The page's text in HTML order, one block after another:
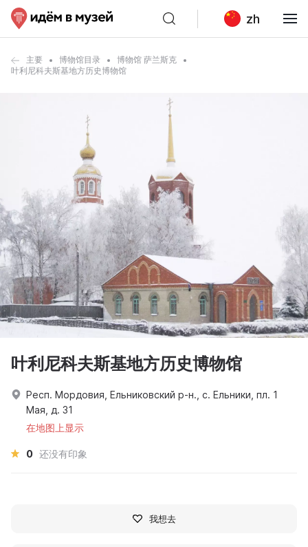
zh
主要 博物馆目录
博物馆 萨兰斯克
叶利尼科夫斯基地方历史博物馆
叶利尼科夫斯基地方历史博物馆
Респ. Мордовия, Ельниковский р-н., с. Ельники, пл. 1
Мая, д. 31
在地图上显示
0 还没有印象
我想去